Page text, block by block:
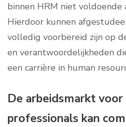
binnen HRM niet voldoende
Hierdoor kunnen
volledig voorbereid zijn op
en verantwoordelijkheden
een carrière in human
De arbeidsmarkt voor
professionals kan